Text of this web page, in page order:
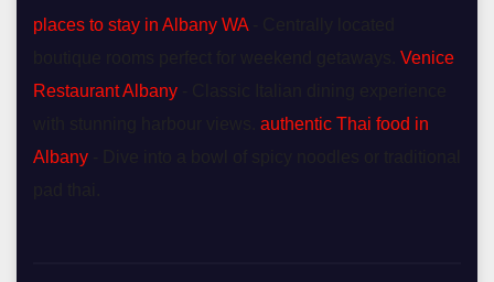
places to stay in Albany WA
Venice
Restaurant Albany
authentic Thai food in
Albany